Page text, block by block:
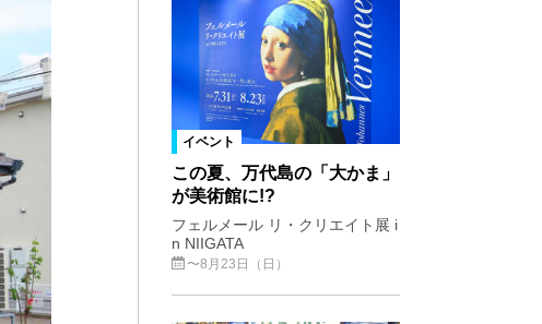
イベント
この夏、万代島の「大かま」
が美術館に!?
フェルメール リ・クリエイト展 i
n NIIGATA
〜8月23日（日）